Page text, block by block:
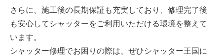
さらに、施工後の長期保証も充実しており、修理完了後
も安心してシャッターをご利用いただける環境を整えて
います。
シャッター修理でお困りの際は、ぜひシャッター王国に